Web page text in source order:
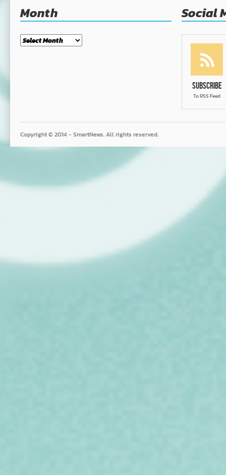
Month
Month
Social
Subscribe
To RSS Feed
Copyright © 2014 - SmartNews. All rights reserved.